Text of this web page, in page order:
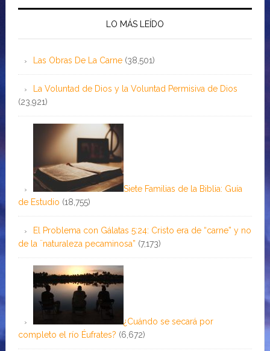
LO MÁS LEÍDO
Las Obras De La Carne (38,501)
La Voluntad de Dios y la Voluntad Permisiva de Dios
(23,921)
Siete Familias de la Biblia: Guía
de Estudio (18,755)
El Problema con Gálatas 5:24: Cristo era de “carne” y no
de la ¨naturaleza pecaminosa” (7,173)
¿Cuándo se secará por
completo el río Éufrates? (6,672)